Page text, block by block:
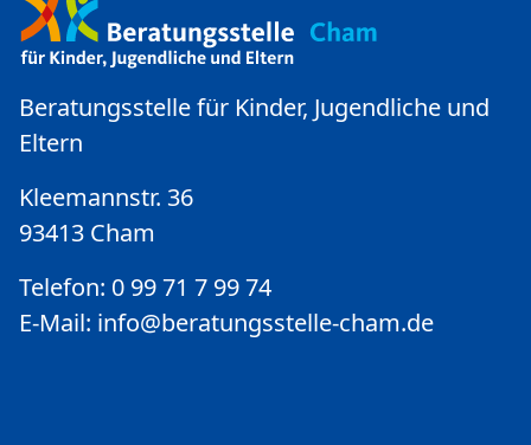
Beratungsstelle für Kinder, Jugendliche und
Eltern
Kleemannstr. 36
93413 Cham
Telefon: 0 99 71 7 99 74
E-Mail: info@beratungsstelle-cham.de